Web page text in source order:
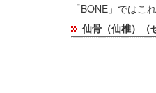
「BONE」ではこ
仙骨（仙椎）（